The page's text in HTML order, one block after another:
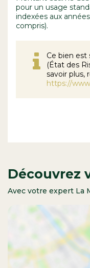
pour un usage
indexées aux
compris).
Ce bien est
(État des
savoir plus,
https://
Découvrez
Avec votre expert La